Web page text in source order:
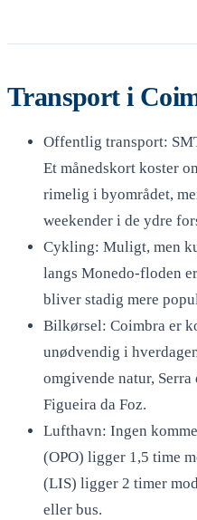
Transport i
Offentlig transport:
Et månedskort koster
rimelig i byområdet,
weekender i de ydre
Cykling: Muligt, men
langs Monedo-floden
bliver stadig mere
Bilkørsel: Coimbra er
unødvendig i
omgivende natur,
Figueira da Foz.
Lufthavn: Ingen
(OPO) ligger 1,5 time
(LIS) ligger 2 timer
eller bus.